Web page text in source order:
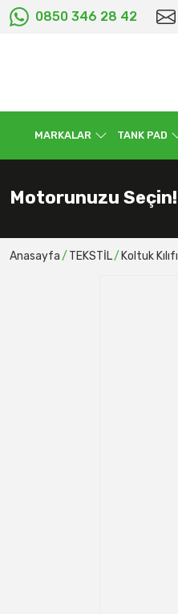
0850 346 28 42
MARKALAR TANK PAD
Motorunuzu Seçin!
Anasayfa TEKSTİL Koltuk Kılıfı